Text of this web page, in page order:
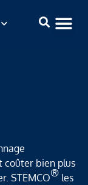
coûter bien plus
STEMCO® les